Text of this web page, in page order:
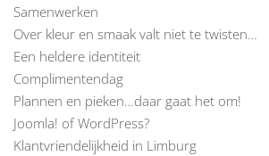
Samenwerken
Over kleur en smaak valt niet te twisten…
Een heldere identiteit
Complimentendag
Plannen en pieken…daar gaat het om!
Joomla! of WordPress?
Klantvriendelijkheid in Limburg